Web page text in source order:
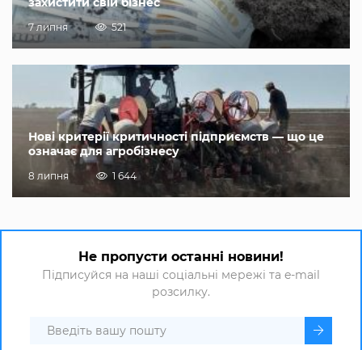
7 липня 521
Нові критерії критичності підприємств — що це
означає для агробізнесу
8 липня 1 644
Не пропусти останні новини!
Підписуйся на наші соціальні мережі та e-mail
розсилку.